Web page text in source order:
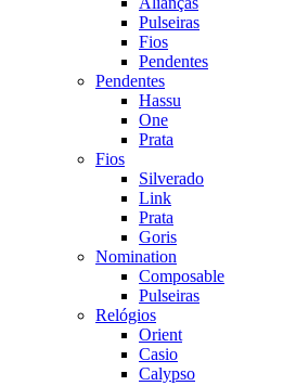
Pulseiras
Fios
Pendentes
Pendentes
Hassu
One
Prata
Fios
Silverado
Link
Prata
Goris
Nomination
Composable
Pulseiras
Relógios
Orient
Casio
Calypso